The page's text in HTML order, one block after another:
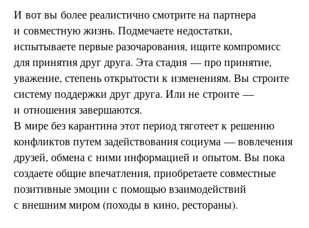
И вот вы более реалистично смотрите на партнера
и совместную жизнь. Подмечаете недостатки,
испытываете первые разочарования, ищите компромисс
для принятия друг друга. Эта стадия — про принятие,
уважение, степень открытости к изменениям. Вы строите
систему поддержки друг друга. Или не строите —
и отношения завершаются.
В мире без карантина этот период тяготеет к решению
конфликтов путем задействования социума — вовлечения
друзей, обмена с ними информацией и опытом. Вы пока
создаете общие впечатления, приобретаете совместные
позитивные эмоции с помощью взаимодействий
с внешним миром (походы в кино, рестораны).